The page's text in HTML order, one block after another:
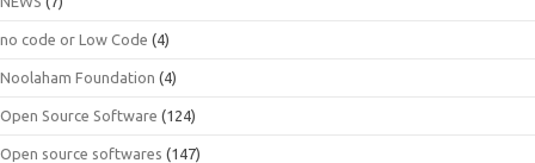
no code or Low Code (4)
Noolaham Foundation (4)
Open Source Software (124)
Open source softwares (147)